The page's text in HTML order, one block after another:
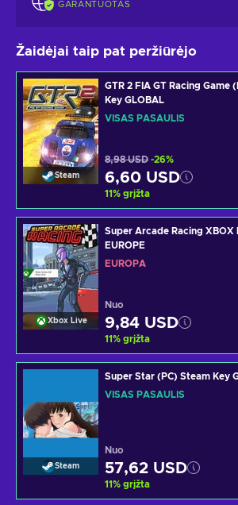
GARANTUOTAS
Žaidėjai taip pat peržiūrėjo
Steam
GTR 2 FIA GT Racing Game
Key GLOBAL
VISAS PASAULIS
8,98 USD -26%
6,60 USD
11% grįžta
Xbox Live
Super Arcade Racing XBOX
EUROPE
EUROPA
Nuo
9,84 USD
11% grįžta
Steam
Super Star (PC) Steam Key
VISAS PASAULIS
Nuo
57,62 USD
11% grįžta